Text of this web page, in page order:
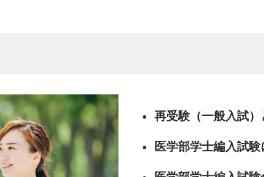
再受験（一般入試
医学部学士編入試